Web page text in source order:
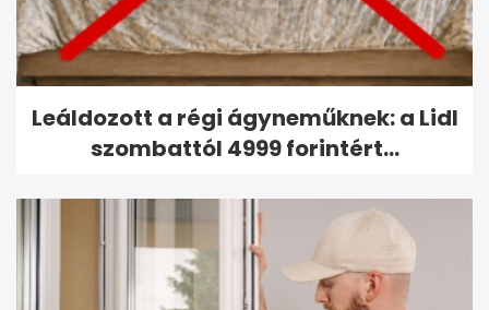
Leáldozott a régi ágyneműknek: a Lidl
szombattól 4999 forintért...